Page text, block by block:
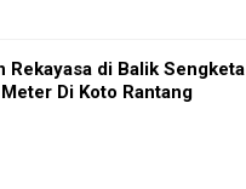
Rekayasa di Balik Sengketa
Di Koto Rantang